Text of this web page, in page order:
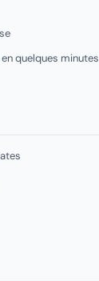
quelques minutes